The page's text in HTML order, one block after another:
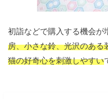
初詣などで購入する機会が
房、小さな鈴、光沢のある
猫の好奇心を刺激しやすい